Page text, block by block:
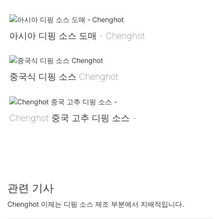
아시아 디핑 소스 도매 - Chenghot
중국식 디핑 소스 Chenghot
Chenghot 중국 고추 디핑 소스 -
관련 기사
Chenghot 이제는 디핑 소스 제조 부분에서 지배적입니다.